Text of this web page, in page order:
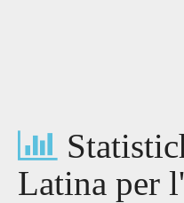
Latina per